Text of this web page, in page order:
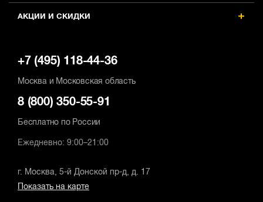
АКЦИИ И СКИДКИ
+7 (495) 118-44-36
Москва и Московская область
8 (800) 350-55-91
Бесплатно по России
Ежедневно: 9:00–21:00
г. Москва, 5-й Донской пр-д, д. 17
Показать на карте